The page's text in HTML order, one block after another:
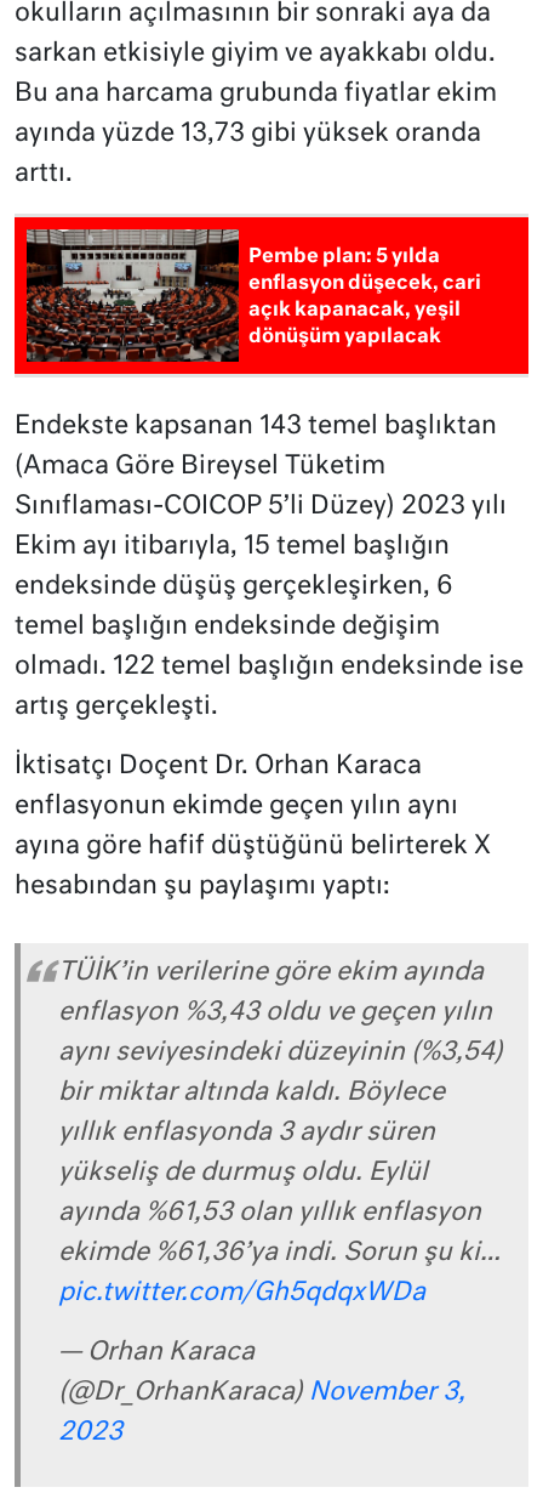
okulların açılmasının bir sonraki aya da
sarkan etkisiyle giyim ve ayakkabı oldu.
Bu ana harcama grubunda fiyatlar ekim
ayında yüzde 13,73 gibi yüksek oranda
arttı.
Pembe plan: 5 yılda
enflasyon düşecek, cari
açık kapanacak, yeşil
dönüşüm yapılacak
Endekste kapsanan 143 temel başlıktan
(Amaca Göre Bireysel Tüketim
Sınıflaması-COICOP 5’li Düzey) 2023 yılı
Ekim ayı itibarıyla, 15 temel başlığın
endeksinde düşüş gerçekleşirken, 6
temel başlığın endeksinde değişim
olmadı. 122 temel başlığın endeksinde ise
artış gerçekleşti.
İktisatçı Doçent Dr. Orhan Karaca
enflasyonun ekimde geçen yılın aynı
ayına göre hafif düştüğünü belirterek X
hesabından şu paylaşımı yaptı:
TÜİK’in verilerine göre ekim ayında
enflasyon %3,43 oldu ve geçen yılın
aynı seviyesindeki düzeyinin (%3,54)
bir miktar altında kaldı. Böylece
yıllık enflasyonda 3 aydır süren
yükseliş de durmuş oldu. Eylül
ayında %61,53 olan yıllık enflasyon
ekimde %61,36’ya indi. Sorun şu ki…
pic.twitter.com/Gh5qdqxWDa
— Orhan Karaca
(@Dr_OrhanKaraca) November 3,
2023